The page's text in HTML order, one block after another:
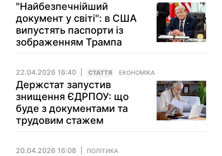
"Найбезпечнійший
документ у світі": в США
випустять паспорти із
зображенням Трампа
22.04.2026 16:40 СТАТТЯ ЕКОНОМІКА
Держстат запустив
знищення ЄДРПОУ: що
буде з документами та
трудовим стажем
20.04.2026 16:08 ПОЛІТИКА